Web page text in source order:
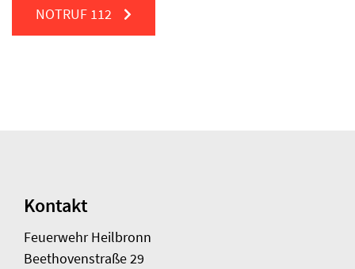
NOTRUF 112
Kontakt
Feuerwehr Heilbronn
Beethovenstraße 29